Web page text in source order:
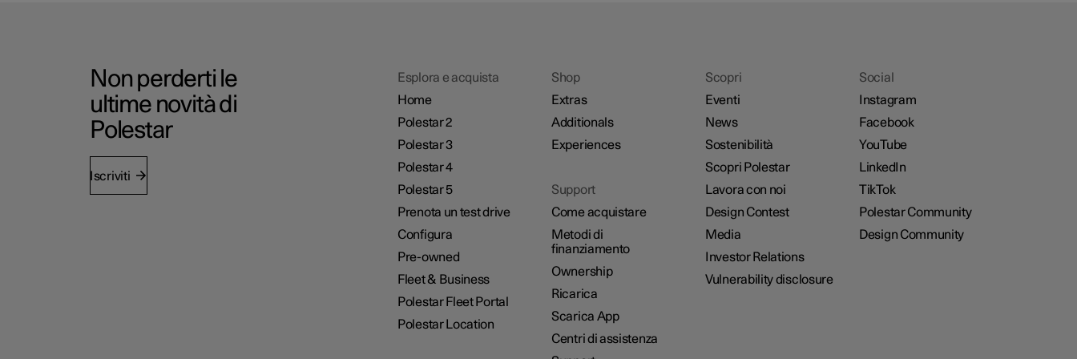
Non perderti le
ultime novità di
Polestar
Iscriviti
Esplora e acquista
Home
Polestar 2
Polestar 3
Polestar 4
Polestar 5
Prenota un test drive
Configura
Pre-owned
Fleet & Business
Polestar Fleet Portal
Polestar Location
Shop
Extras
Additionals
Experiences
Support
Come acquistare
Metodi di
finanziamento
Ownership
Ricarica
Scarica App
Centri di assistenza
Scopri
Eventi
News
Sostenibilità
Scopri Polestar
Lavora con noi
Design Contest
Media
Investor Relations
Vulnerability disclosure
Social
Instagram
Facebook
YouTube
LinkedIn
TikTok
Polestar Community
Design Community